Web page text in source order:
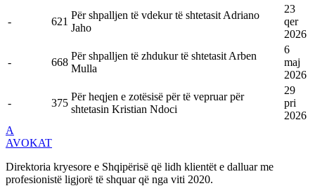
- 621
Për shpalljen të vdekur të shtetasit Adriano
Jaho
23
qer
2026
- 668
Për shpalljen të zhdukur të shtetasit Arben
Mulla
6
maj
2026
- 375
Për heqjen e zotësisë për të vepruar për
shtetasin Kristian Ndoci
29
pri
2026
A
AVOKAT
Direktoria kryesore e Shqipërisë që lidh klientët e dalluar me
profesionistë ligjorë të shquar që nga viti 2020.